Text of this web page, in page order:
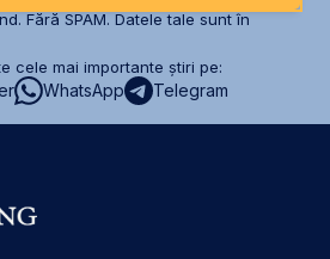
Fără SPAM. Datele tale sunt în
cele mai importante știri pe:
WhatsApp Telegram